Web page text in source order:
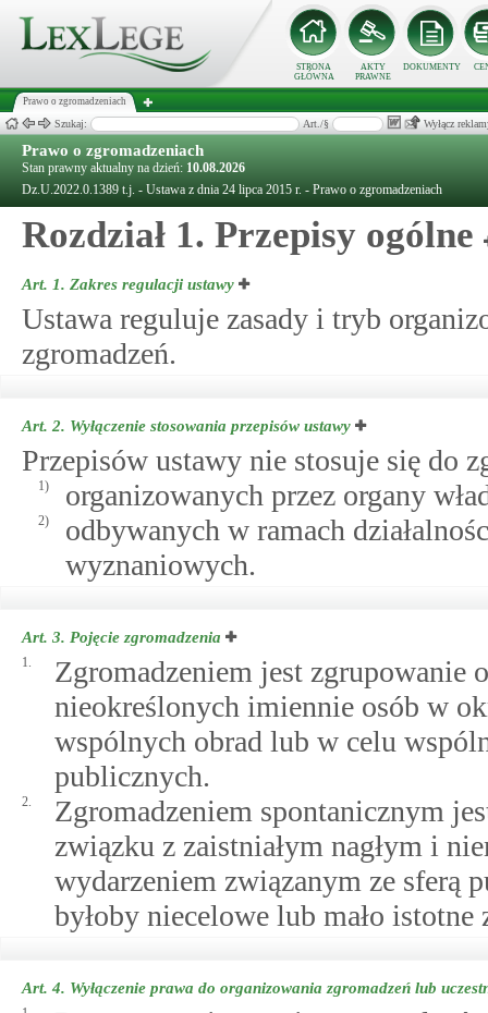
STRONA
GŁÓWNA
AKTY
PRAWNE
DOKUMENTY
Prawo o zgromadzeniach
Szukaj: Art./§ Wyłącz
Prawo o zgromadzeniach
Stan prawny aktualny na dzień: 10.08.2026
Dz.U.2022.0.1389 t.j. - Ustawa z dnia 24 lipca 2015 r. - Prawo o zgromadzeniach
Rozdział 1. Przepisy ogólne
Art. 1. Zakres regulacji ustawy
Ustawa reguluje zasady i tryb
zgromadzeń.
Art. 2. Wyłączenie stosowania przepisów ustawy
Przepisów ustawy nie stosuje się do
1) organizowanych przez organy
2)
odbywanych w ramach
wyznaniowych.
Art. 3. Pojęcie zgromadzenia
1.
Zgromadzeniem jest zgrupowanie
nieokreślonych imiennie osób w
wspólnych obrad lub w celu
publicznych.
2.
Zgromadzeniem spontanicznym
związku z zaistniałym nagłym i
wydarzeniem związanym ze sferą
byłoby niecelowe lub mało
Art. 4. Wyłączenie prawa do organizowania zgromadzeń lub